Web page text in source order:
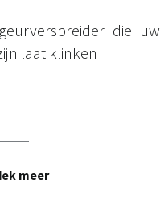
die uw
laat klinken
meer